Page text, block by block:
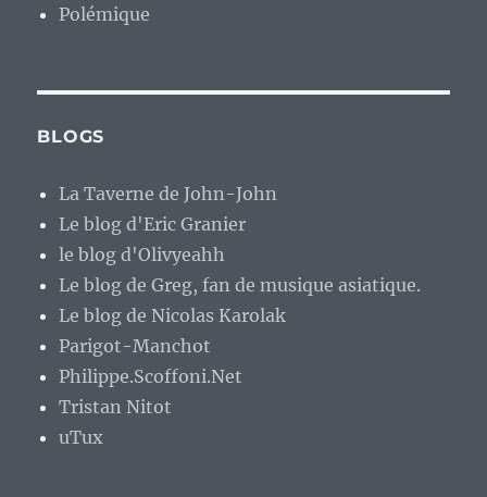
Polémique
BLOGS
La Taverne de John-John
Le blog d'Eric Granier
le blog d'Olivyeahh
Le blog de Greg, fan de musique asiatique.
Le blog de Nicolas Karolak
Parigot-Manchot
Philippe.Scoffoni.Net
Tristan Nitot
uTux